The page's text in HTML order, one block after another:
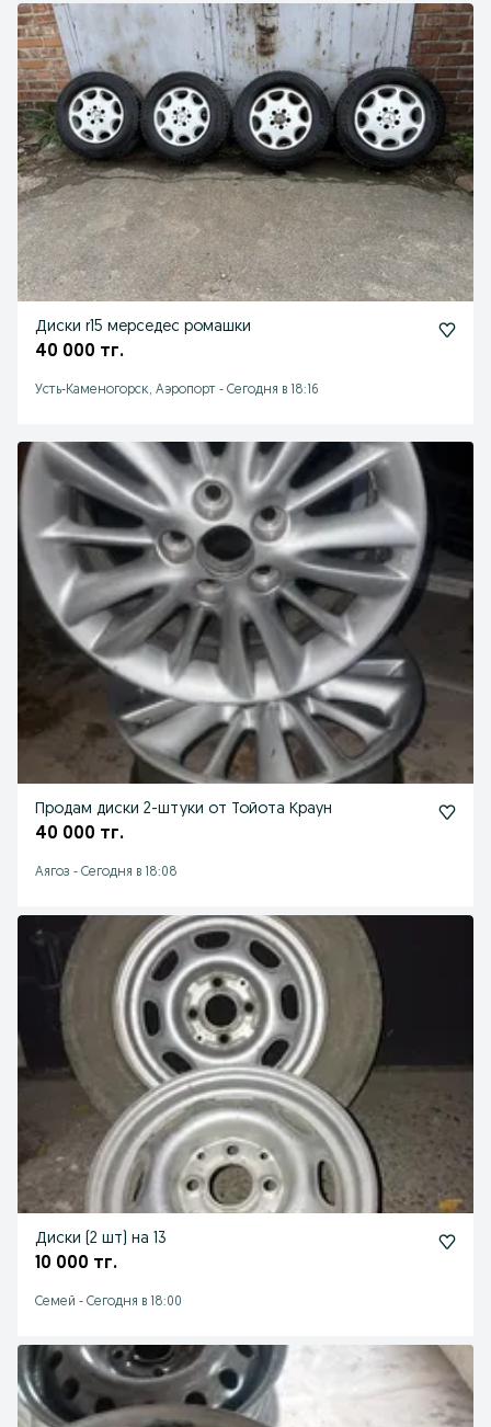
Диски r15 мерседес ромашки
40 000 тг.
Усть-Каменогорск, Аэропорт - Сегодня в 18:16
Продам диски 2-штуки от Тойота Краун
40 000 тг.
Аягоз - Сегодня в 18:08
Диски (2 шт) на 13
10 000 тг.
Семей - Сегодня в 18:00